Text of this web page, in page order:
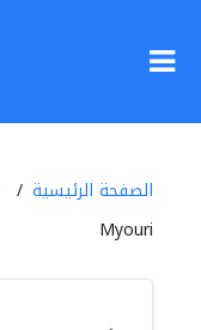
الصفحة الرئيسية
Myouri